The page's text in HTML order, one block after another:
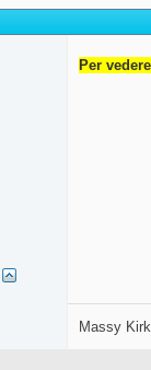
Per
Massy Kirk